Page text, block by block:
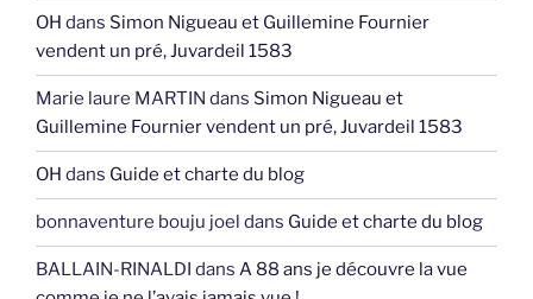
OH dans Simon Nigueau et Guillemine Fournier
vendent un pré, Juvardeil 1583
Marie laure MARTIN dans Simon Nigueau et
Guillemine Fournier vendent un pré, Juvardeil 1583
OH dans Guide et charte du blog
bonnaventure bouju joel dans Guide et charte du blog
BALLAIN-RINALDI dans A 88 ans je découvre la vue